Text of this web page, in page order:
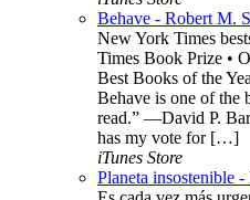
Behave - Robert M.
New York Times
Times Book Prize •
Best Books of the
Behave is one of the
read.” —David P.
has my vote for […]
iTunes Store
Planeta insostenible